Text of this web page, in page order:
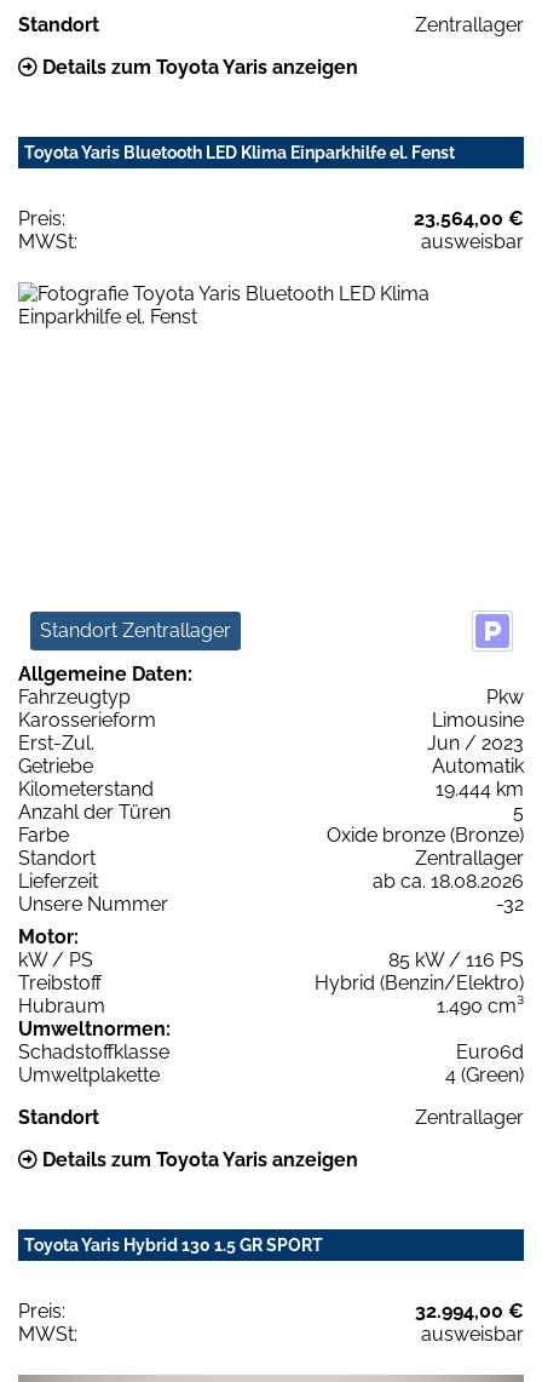
Standort
Zentrallager
Details zum Toyota Yaris anzeigen
Toyota Yaris Bluetooth LED Klima Einparkhilfe el. Fenst
Preis:
23.564,00 €
MWSt:
ausweisbar
Standort Zentrallager
Allgemeine Daten:
Fahrzeugtyp
Pkw
Karosserieform
Limousine
Erst-Zul.
Jun / 2023
Getriebe
Automatik
Kilometerstand
19.444 km
Anzahl der Türen
5
Farbe
Oxide bronze (Bronze)
Standort
Zentrallager
Lieferzeit
ab ca. 18.08.2026
Unsere Nummer
-32
Motor:
kW / PS
85 kW / 116 PS
Treibstoff
Hybrid (Benzin/Elektro)
Hubraum
1.490 cm³
Umweltnormen:
Schadstoffklasse
Euro6d
Umweltplakette
4 (Green)
Standort
Zentrallager
Details zum Toyota Yaris anzeigen
Toyota Yaris Hybrid 130 1.5 GR SPORT
Preis:
32.994,00 €
MWSt:
ausweisbar